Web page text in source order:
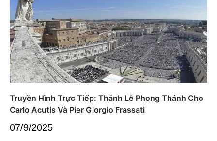
Truyền Hình Trực Tiếp: Thánh Lễ Phong Thánh Cho
Carlo Acutis Và Pier Giorgio Frassati
07/9/2025